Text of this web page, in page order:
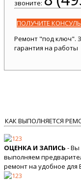
звоните:
ПОЛУЧИТЕ
Ремонт "под ключ".
гарантия на работы
КАК ВЫПОЛНЯЕТСЯ
ОЦЕНКА И ЗАПИСЬ - Вы
выполняем
ремонт на удобное для